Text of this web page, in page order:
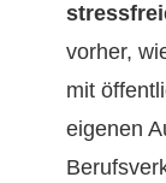
vorher,
mit
eigenen